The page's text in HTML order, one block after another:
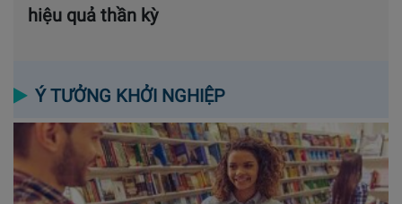
hiệu quả thần kỳ
Ý TƯỞNG KHỞI NGHIỆP